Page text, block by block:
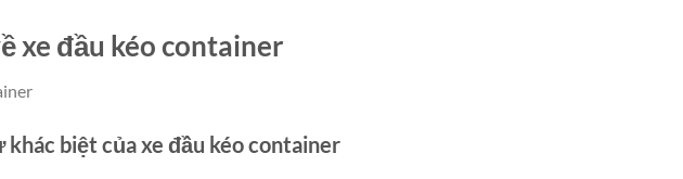
xe đầu kéo container
khác biệt của xe đầu kéo container